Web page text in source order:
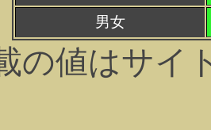
男女
の値はサイ